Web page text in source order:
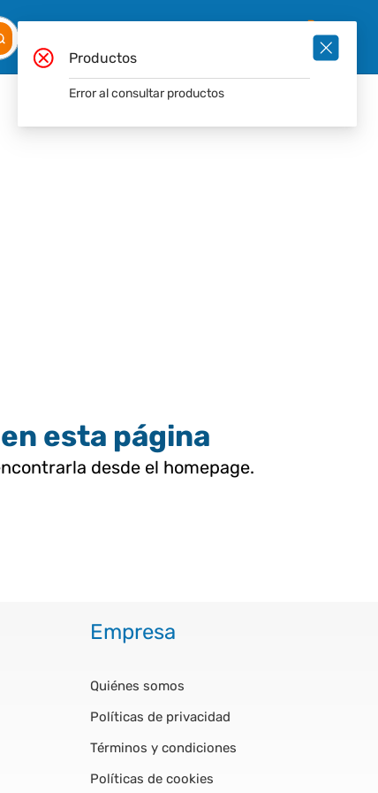
esta página
desde el homepage.
Empresa
Quiénes somos
Políticas de privacidad
Términos y condiciones
Políticas de cookies
Productos
Error al consultar productos